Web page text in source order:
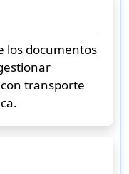
los documentos
transporte